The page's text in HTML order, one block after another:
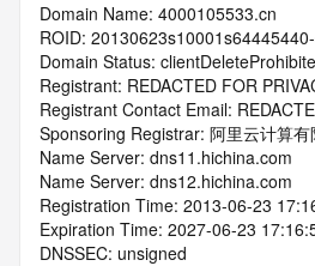
Domain Name: 4000105533.cn
ROID:
Domain Status:
Registrant: REDACTED FOR
Registrant Contact Email:
Sponsoring Registrar: 阿里云计算有
Name Server: dns11.hichina.com
Name Server: dns12.hichina.com
Registration Time: 2013-06-23
Expiration Time: 2027-06-23
DNSSEC: unsigned